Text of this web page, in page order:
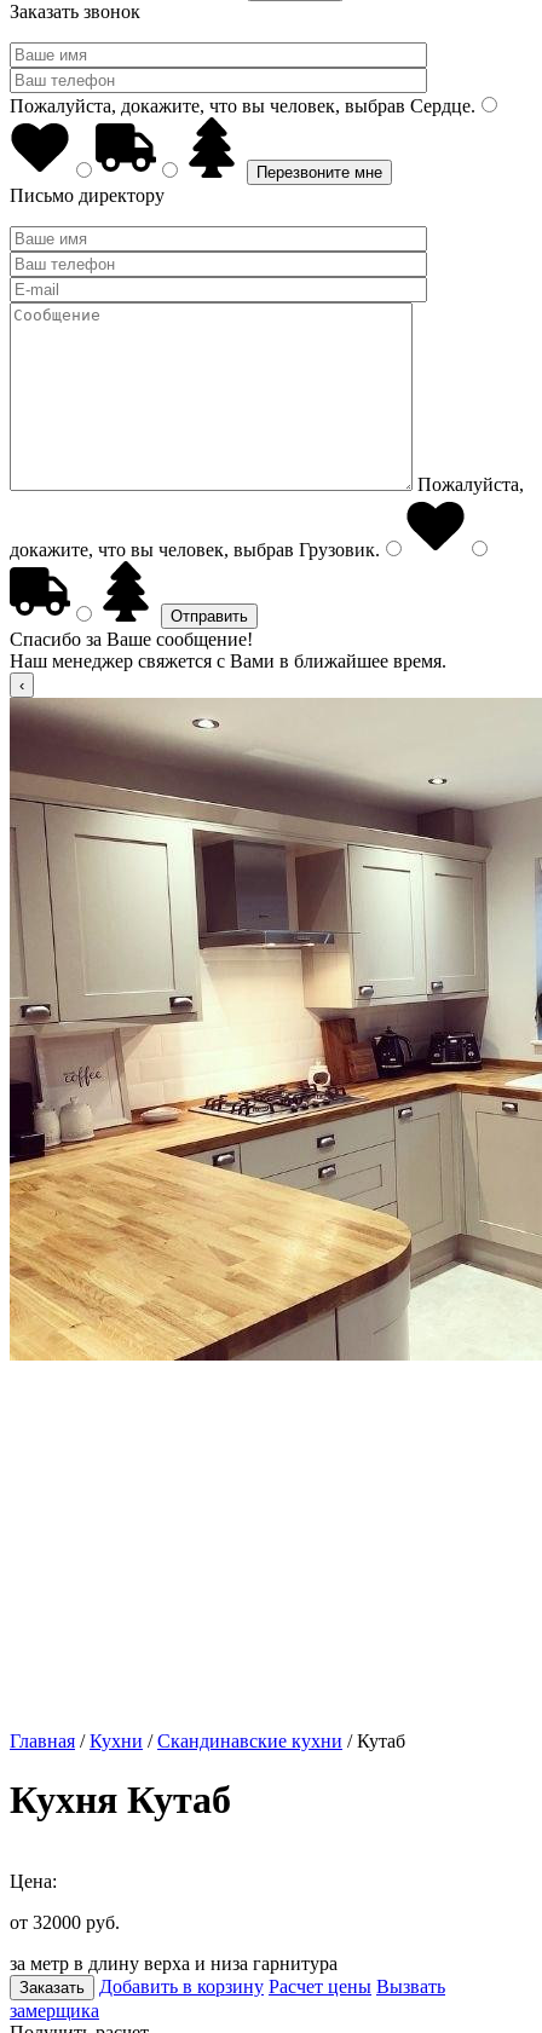
Заказать звонок
Пожалуйста, докажите, что вы человек, выбрав Сердце.
Письмо директору
Пожалуйста,
докажите, что вы человек, выбрав Грузовик.
Спасибо за Ваше сообщение!
Наш менеджер свяжется с Вами в ближайшее время.
Главная /Кухни /Скандинавские кухни / Кутаб
Кухня Кутаб
Цена:
от 32000 руб.
за метр в длину верха и низа гарнитура
Заказать Добавить в корзину Расчет цены Вызвать
замерщика